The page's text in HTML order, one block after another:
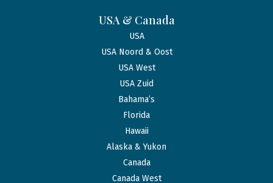
USA & Canada
USA
USA Noord & Oost
USA West
USA Zuid
Bahama’s
Florida
Hawaii
Alaska & Yukon
Canada
Canada West